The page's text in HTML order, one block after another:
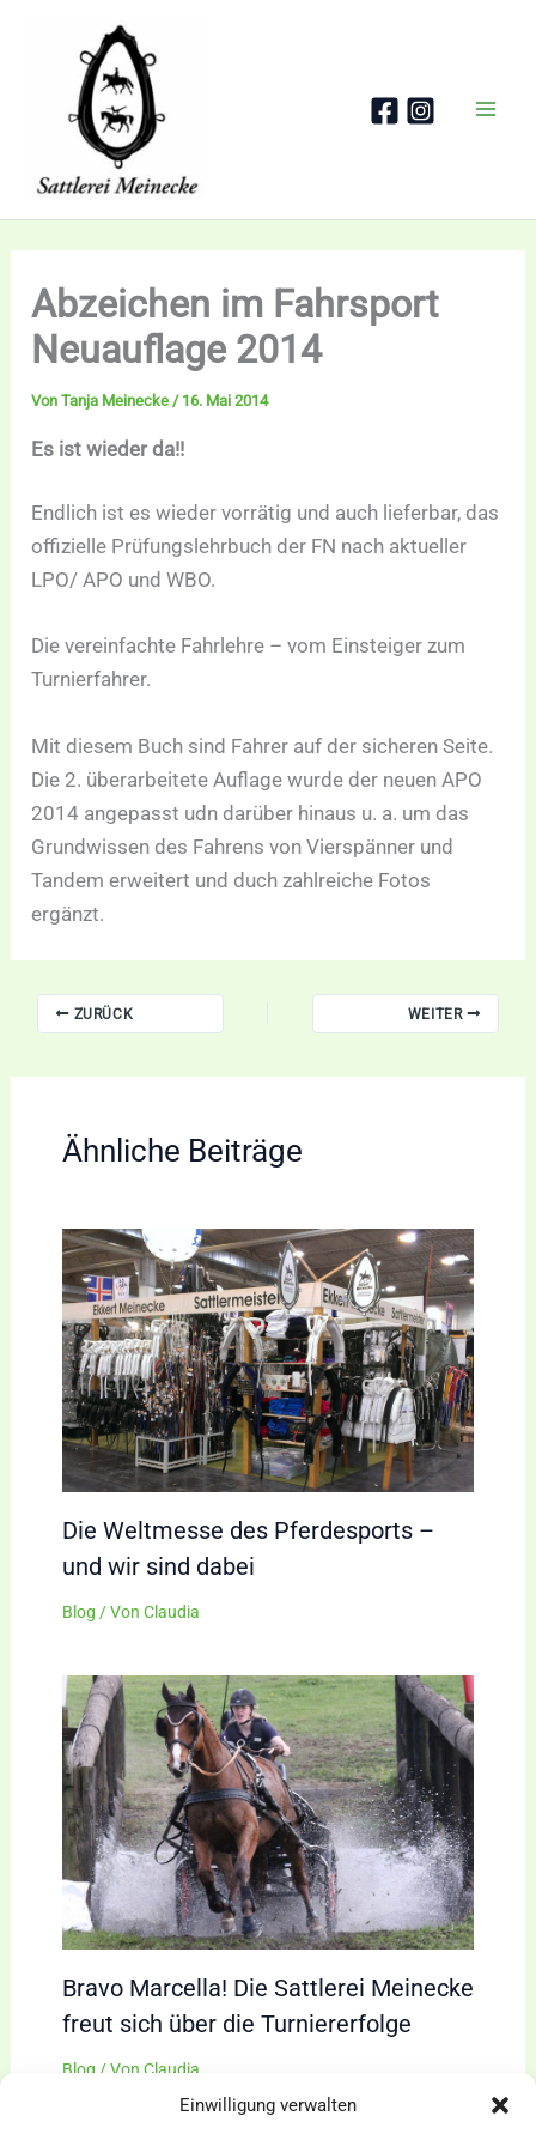
Einwilligung verwalten
Abzeichen im Fahrsport
Neuauflage 2014
VonTanja Meinecke / 16. Mai 2014
Es ist wieder da!!
Endlich ist es wieder vorrätig und auch lieferbar, das
offizielle Prüfungslehrbuch der FN nach aktueller
LPO/ APO und WBO.
Die vereinfachte Fahrlehre – vom Einsteiger zum
Turnierfahrer.
Mit diesem Buch sind Fahrer auf der sicheren Seite.
Die 2. überarbeitete Auflage wurde der neuen APO
2014 angepasst udn darüber hinaus u. a. um das
Grundwissen des Fahrens von Vierspänner und
Tandem erweitert und duch zahlreiche Fotos
ergänzt.
ZURÜCK WEITER
Ähnliche Beiträge
Die Weltmesse des Pferdesports –
und wir sind dabei
Blog / Von Claudia
Bravo Marcella! Die Sattlerei Meinecke
freut sich über die Turniererfolge
Blog / Von Claudia